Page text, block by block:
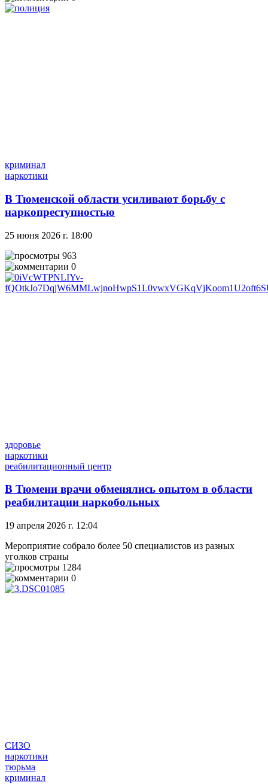
криминал
наркотики
В Тюменской области усиливают борьбу с
наркопреступностью
25 июня 2026 г. 18:00
963
0
здоровье
наркотики
реабилитационный центр
В Тюмени врачи обменялись опытом в области
реабилитации наркобольных
19 апреля 2026 г. 12:04
Мероприятие собрало более 50 специалистов из разных
уголков страны
1284
0
СИЗО
наркотики
тюрьма
криминал